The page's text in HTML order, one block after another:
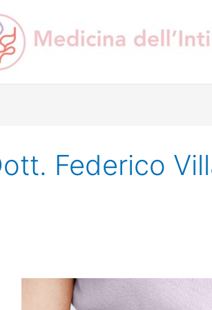
Federico
Candida
Ricorrente